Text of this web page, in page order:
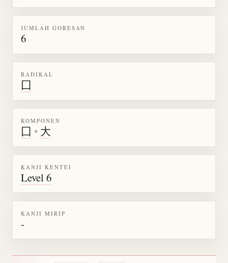
JUMLAH GORESAN
6
RADIKAL
囗
KOMPONEN
囗 • 大
KANJI KENTEI
Level 6
KANJI MIRIP
-